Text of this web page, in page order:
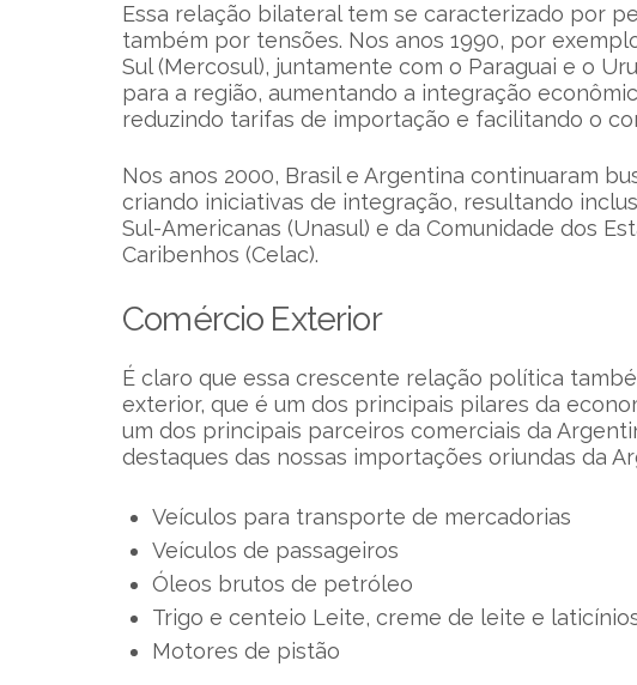
Essa relação bilateral tem se caracterizado por
também por tensões. Nos anos 1990, por
Sul (Mercosul), juntamente com o Paraguai e o
para a região, aumentando a integração
reduzindo tarifas de importação e facilitando o
Nos anos 2000, Brasil e Argentina continuaram
criando iniciativas de integração, resultando
Sul-Americanas (Unasul) e da Comunidade dos
Caribenhos (Celac).
Comércio Exterior
É claro que essa crescente relação política
exterior, que é um dos principais pilares da
um dos principais parceiros comerciais da
destaques das nossas importações oriundas da
Veículos para transporte de mercadorias
Veículos de passageiros
Óleos brutos de petróleo
Trigo e centeio Leite, creme de leite e
Motores de pistão